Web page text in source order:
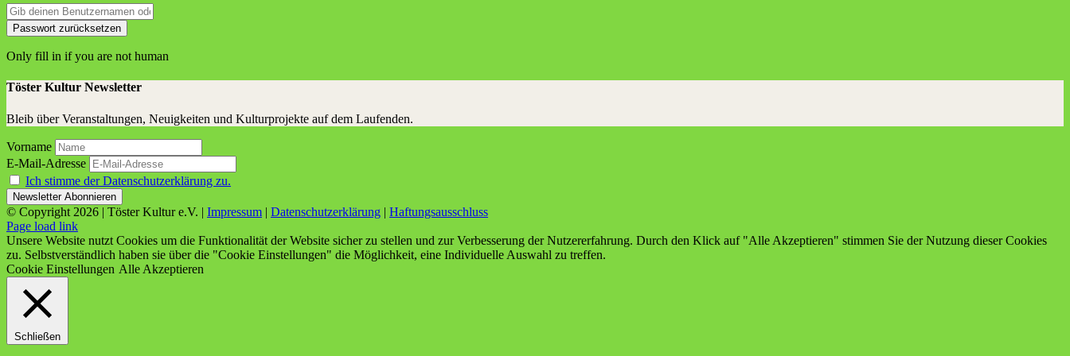
Only fill in if you are not human
Töster Kultur Newsletter
Bleib über Veranstaltungen, Neuigkeiten und Kulturprojekte auf dem Laufenden.
Vorname
E-Mail-Adresse
Ich stimme der Datenschutzerklärung zu.
© Copyright 2026 | Töster Kultur e.V. | Impressum | Datenschutzerklärung | Haftungsausschluss
Facebook
X
Instagram
YouTube
Page load link
Unsere Website nutzt Cookies um die Funktionalität der Website sicher zu stellen und zur Verbesserung der Nutzererfahrung. Durch den Klick auf "Alle Akzeptieren" stimmen Sie der Nutzung dieser Cookies
zu. Selbstverständlich haben sie über die "Cookie Einstellungen" die Möglichkeit, eine Individuelle Auswahl zu treffen.
Cookie Einstellungen Alle Akzeptieren
Schließen